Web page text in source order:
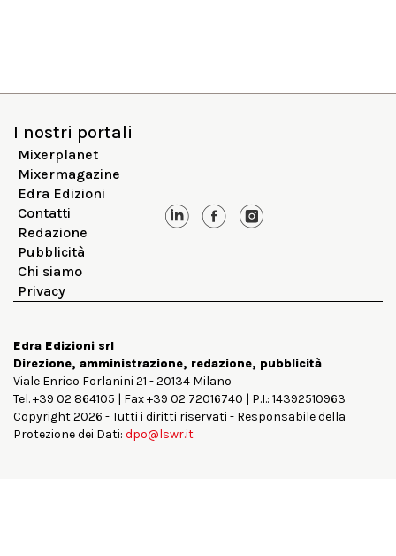
I nostri portali
Mixerplanet
Mixermagazine
Edra Edizioni
Contatti
Redazione
Pubblicità
Chi siamo
Privacy
Edra Edizioni srl
Direzione, amministrazione, redazione, pubblicità
Viale Enrico Forlanini 21 - 20134 Milano
Tel. +39 02 864105 | Fax +39 02 72016740 | P.I.: 14392510963
Copyright 2026 - Tutti i diritti riservati - Responsabile della
Protezione dei Dati: dpo@lswr.it